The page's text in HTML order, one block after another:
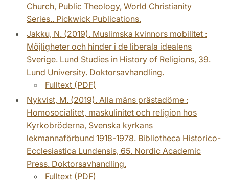
Church, Public Theology, World Christianity
Series.. Pickwick Publications.
Jakku, N. (2019). Muslimska kvinnors mobilitet :
Möjligheter och hinder i de liberala idealens
Sverige. Lund Studies in History of Religions, 39.
Lund University. Doktorsavhandling.
Fulltext (PDF)
Nykvist, M. (2019). Alla mäns prästadöme :
Homosocialitet, maskulinitet och religion hos
Kyrkobröderna, Svenska kyrkans
lekmannaförbund 1918-1978. Bibliotheca Historico-
Ecclesiastica Lundensis, 65. Nordic Academic
Press. Doktorsavhandling.
Fulltext (PDF)